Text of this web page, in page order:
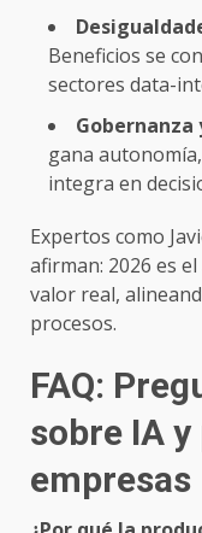
Beneficios se
sectores data-
gana
integra en
Expertos como
afirman: 2026 es
valor real,
procesos.
FAQ:
sobre IA
empresas